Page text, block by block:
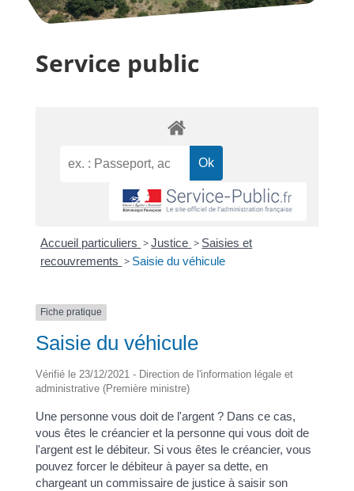
Service public
Accueil particuliers >Justice > Saisies et
recouvrements > Saisie du véhicule
Fiche pratique
Saisie du véhicule
Vérifié le 23/12/2021 - Direction de l'information légale et
administrative (Première ministre)
Une personne vous doit de l'argent ? Dans ce cas,
vous êtes le créancier et la personne qui vous doit de
l'argent est le débiteur. Si vous êtes le créancier, vous
pouvez forcer le débiteur à payer sa dette, en
chargeant un commissaire de justice à saisir son